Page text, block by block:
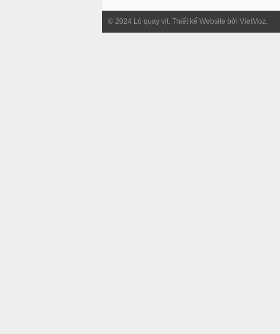
© 2024 Lò quay vịt. Thiết kế Website bởi VietMoz.